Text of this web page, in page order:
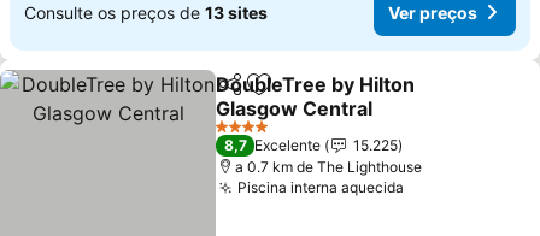
Consulte os preços de 13 sites Ver preços
PartilharAdicionar aos favoritos
DoubleTree by Hilton
Glasgow Central
Ver preços
4 Estrelas
8,7 Excelente
15.225
a 0.7 km de The Lighthouse
Piscina interna aquecida